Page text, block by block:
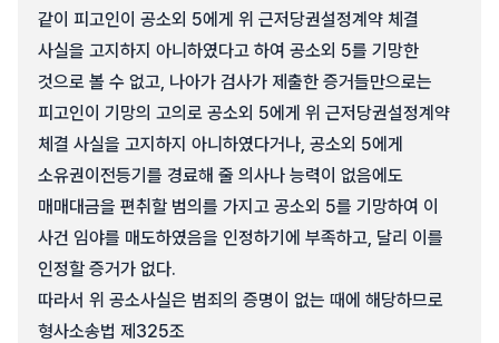
같이 피고인이 공소외 5에게 위 근저당권설정계약 체결
사실을 고지하지 아니하였다고 하여 공소외 5를 기망한
것으로 볼 수 없고, 나아가 검사가 제출한 증거들만으로는
피고인이 기망의 고의로 공소외 5에게 위 근저당권설정계약
체결 사실을 고지하지 아니하였다거나, 공소외 5에게
소유권이전등기를 경료해 줄 의사나 능력이 없음에도
매매대금을 편취할 범의를 가지고 공소외 5를 기망하여 이
사건 임야를 매도하였음을 인정하기에 부족하고, 달리 이를
인정할 증거가 없다.
따라서 위 공소사실은 범죄의 증명이 없는 때에 해당하므로
형사소송법 제325조